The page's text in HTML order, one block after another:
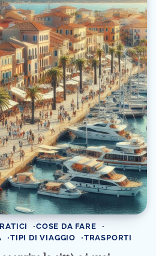
COSE DA FARE
TIPI DI VIAGGIO TRASPORTI